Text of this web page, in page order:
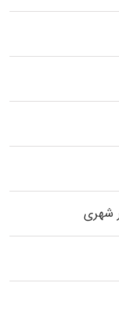
شهری